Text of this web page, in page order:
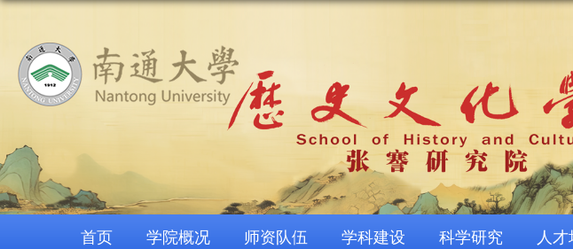
首页 学院概况 师资队伍 学科建设 科学研究 人